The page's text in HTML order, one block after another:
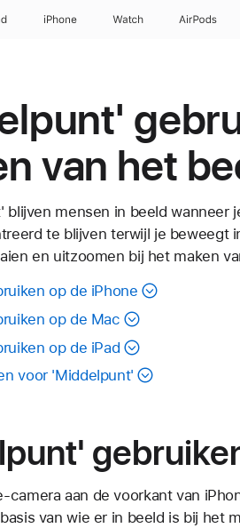
iPhone Watch AirPods
van het
blijven mensen in beeld wanneer
te blijven terwijl je beweegt
en uitzoomen bij het maken
op de iPhone
op de Mac
op de iPad
voor 'Middelpunt'
camera aan de voorkant van
van wie er in beeld is bij het